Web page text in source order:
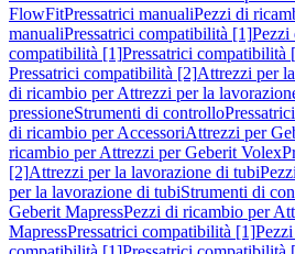
FlowFitPressatrici manualiPezzi di
manualiPressatrici compatibilità [1]Pezzi
compatibilità [1]Pressatrici compatibilità
Pressatrici compatibilità [2]Attrezzi per
di ricambio per Attrezzi per la
pressioneStrumenti di controllo
di ricambio per AccessoriAttrezzi per
ricambio per Attrezzi per Geberit Volex
[2]Attrezzi per la lavorazione di tubi
per la lavorazione di tubiStrumenti di
Geberit MapressPezzi di ricambio per
MapressPressatrici compatibilità [1]